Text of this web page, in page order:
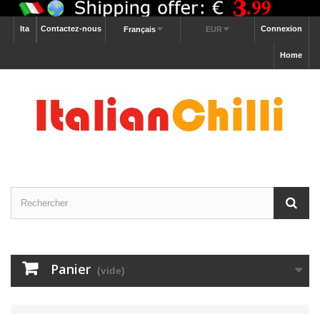
Connexion
EUR
Français
Contactez-nous
Ita
Home
Panier (vide)